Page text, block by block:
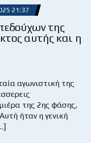
21:37
της
αυτής και η
αγωνιστική της
της 2ης φάσης,
ήταν η γενική